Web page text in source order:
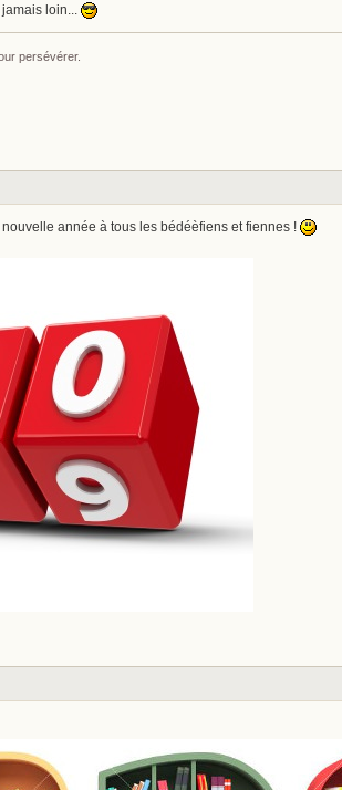
loin...
persévérer.
année à tous les bédéèfiens et fiennes !